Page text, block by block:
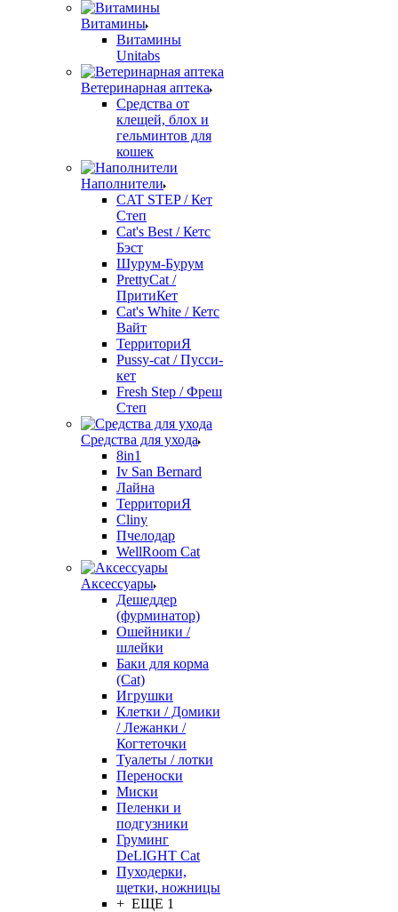
Витамины
Витамины
Unitabs
Ветеринарная аптека
Средства от
клещей, блох и
гельминтов для
кошек
Наполнители
CAT STEP / Кет
Степ
Cat's Best / Кетс
Бэст
Шурум-Бурум
PrettyCat /
ПритиКет
Cat's White / Кетс
Вайт
ТерриториЯ
Pussy-cat / Пусси-
кет
Fresh Step / Фреш
Степ
Средства для ухода
8in1
Iv San Bernard
Лайна
ТерриториЯ
Cliny
Пчелодар
WellRoom Cat
Аксессуары
Дешеддер
(фурминатор)
Ошейники /
шлейки
Баки для корма
(Cat)
Игрушки
Клетки / Домики
/ Лежанки /
Когтеточки
Туалеты / лотки
Переноски
Миски
Пеленки и
подгузники
Груминг
DeLIGHT Cat
Пуходерки,
щетки, ножницы
+ ЕЩЕ 1